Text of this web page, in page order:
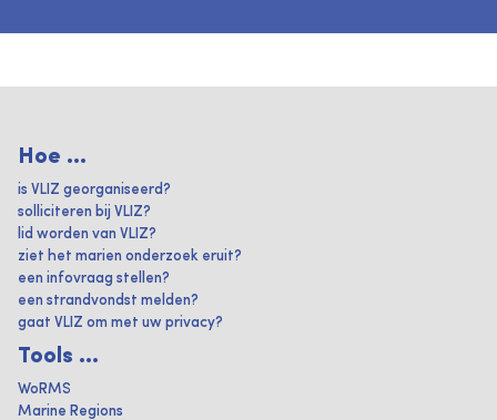
Hoe ...
is VLIZ georganiseerd?
solliciteren bij VLIZ?
lid worden van VLIZ?
ziet het marien onderzoek eruit?
een infovraag stellen?
een strandvondst melden?
gaat VLIZ om met uw privacy?
Tools ...
WoRMS
Marine Regions